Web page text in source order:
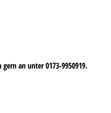
an unter 0173-9950919.